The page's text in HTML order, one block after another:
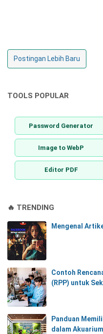
Postingan Lebih Baru
TOOLS POPULAR
Password Generator
Image to WebP
Editor PDF
🔥 TRENDING
Mengenal
Contoh
(RPP) untuk
Panduan
dalam Akuarium